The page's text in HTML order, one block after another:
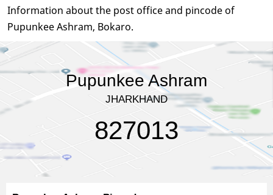
Information about the post office and pincode of
Pupunkee Ashram, Bokaro.
Pupunkee Ashram
JHARKHAND
827013